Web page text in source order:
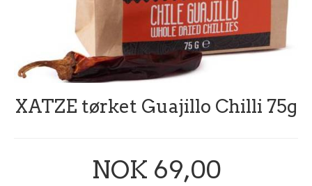
XATZE tørket Guajillo Chilli 75g
NOK 69,00